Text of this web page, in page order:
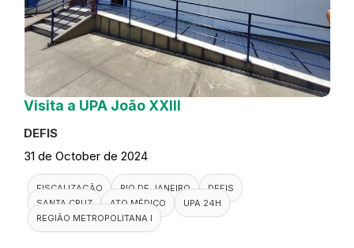
Visita a UPA João XXIII
DEFIS
31 de October de 2024
FISCALIZAÇÃO RIO DE JANEIRO
DEFIS
SANTA CRUZ
ATO MÉDICO
UPA 24H
REGIÃO METROPOLITANA I